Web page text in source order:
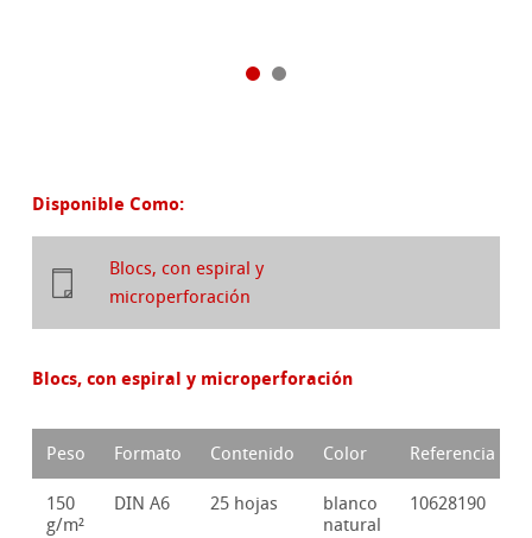
Disponible Como:
Blocs, con espiral y
microperforación
Blocs, con espiral y microperforación
Peso Formato Contenido Color Referencia
150
g/m²
DIN A6 25 hojas
blanco
natural
10628190